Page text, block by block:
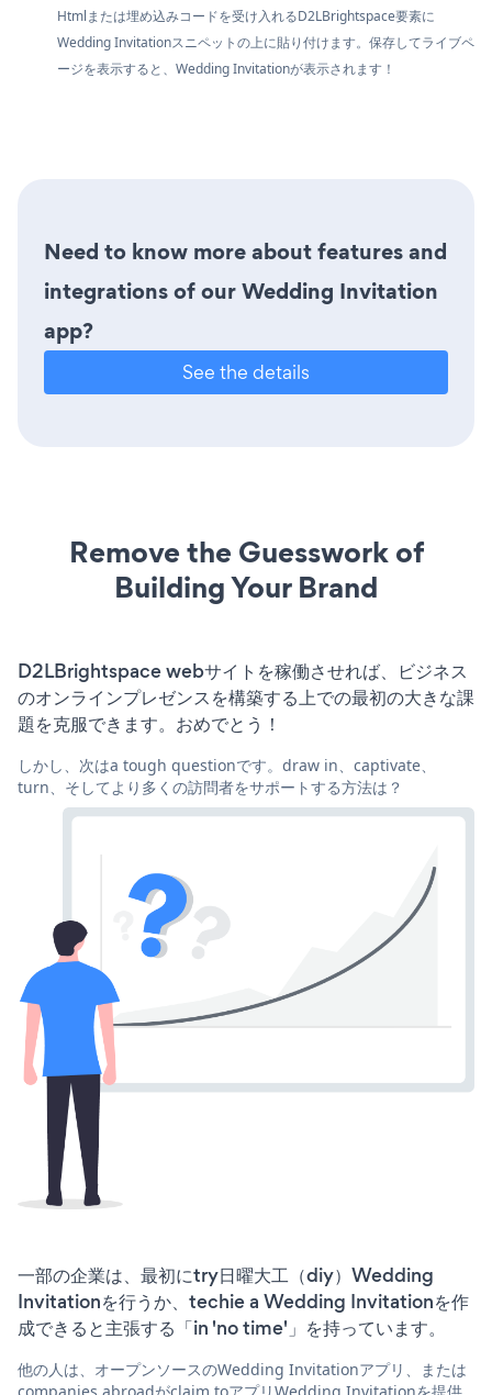
Htmlまたは埋め込みコードを受け入れるD2LBrightspace要素に
Wedding Invitationスニペットの上に貼り付けます。保存してライブペ
ージを表示すると、Wedding Invitationが表示されます！
Need to know more about features and
integrations of our Wedding Invitation
app?
See the details
Remove the Guesswork of
Building Your Brand
D2LBrightspace webサイトを稼働させれば、ビジネス
のオンラインプレゼンスを構築する上での最初の大きな課
題を克服できます。おめでとう！
しかし、次はa tough questionです。draw in、captivate、
turn、そしてより多くの訪問者をサポートする方法は？
一部の企業は、最初にtry日曜大工（diy）Wedding
Invitationを行うか、techie a Wedding Invitationを作
成できると主張する「in 'no time'」を持っています。
他の人は、オープンソースのWedding Invitationアプリ、または